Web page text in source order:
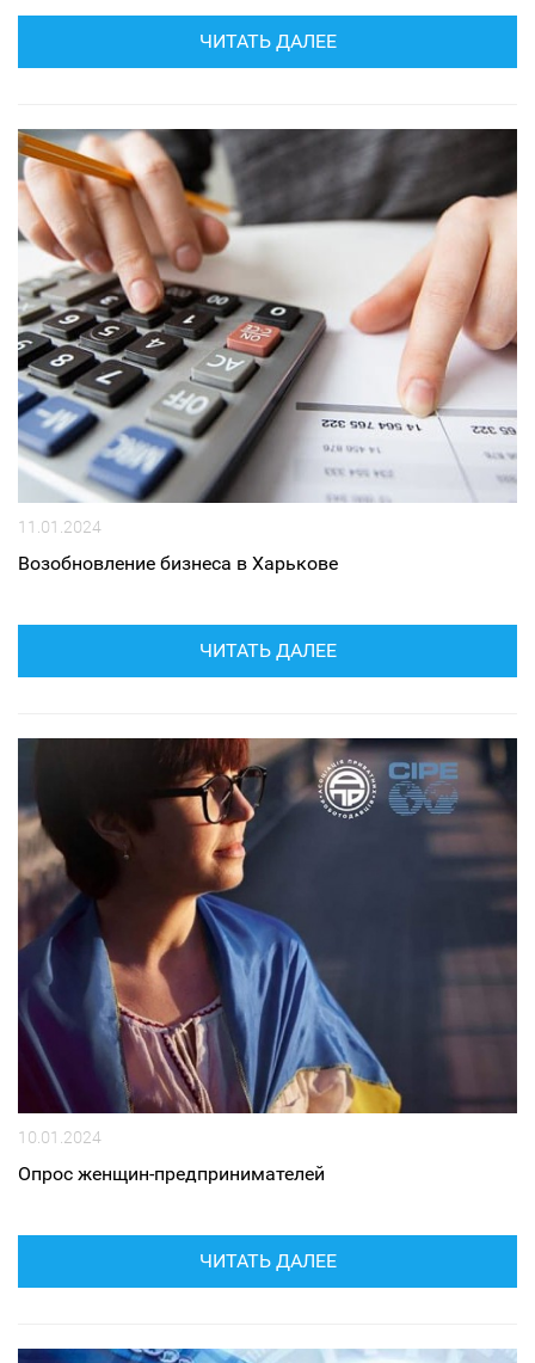
ЧИТАТЬ ДАЛЕЕ
11.01.2024
Возобновление бизнеса в Харькове
ЧИТАТЬ ДАЛЕЕ
10.01.2024
Опрос женщин-предпринимателей
ЧИТАТЬ ДАЛЕЕ